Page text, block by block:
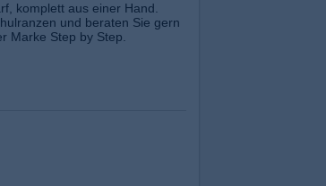
komplett aus einer Hand.
und beraten Sie gern
Marke Step by Step.